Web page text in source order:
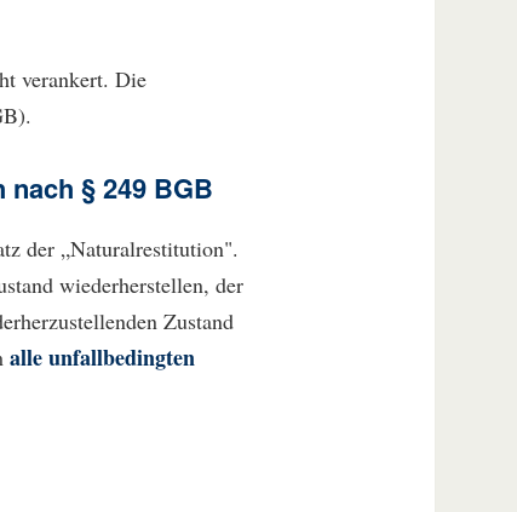
verankert. Die
§ 249 BGB
der „Naturalrestitution".
wiederherstellen, der
Zustand
alle unfallbedingten